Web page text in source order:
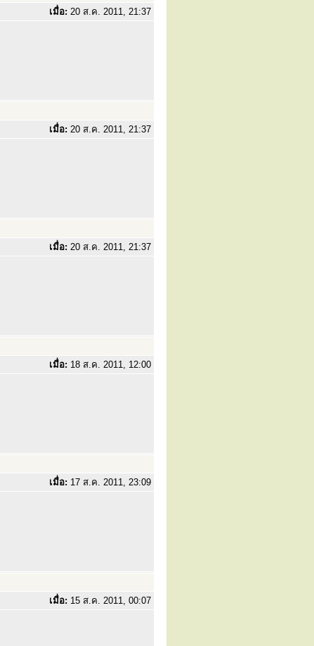
เมื่อ: 20 ส.ค. 2011, 21:37
เมื่อ: 20 ส.ค. 2011, 21:37
เมื่อ: 20 ส.ค. 2011, 21:37
เมื่อ: 18 ส.ค. 2011, 12:00
เมื่อ: 17 ส.ค. 2011, 23:09
เมื่อ: 15 ส.ค. 2011, 00:07